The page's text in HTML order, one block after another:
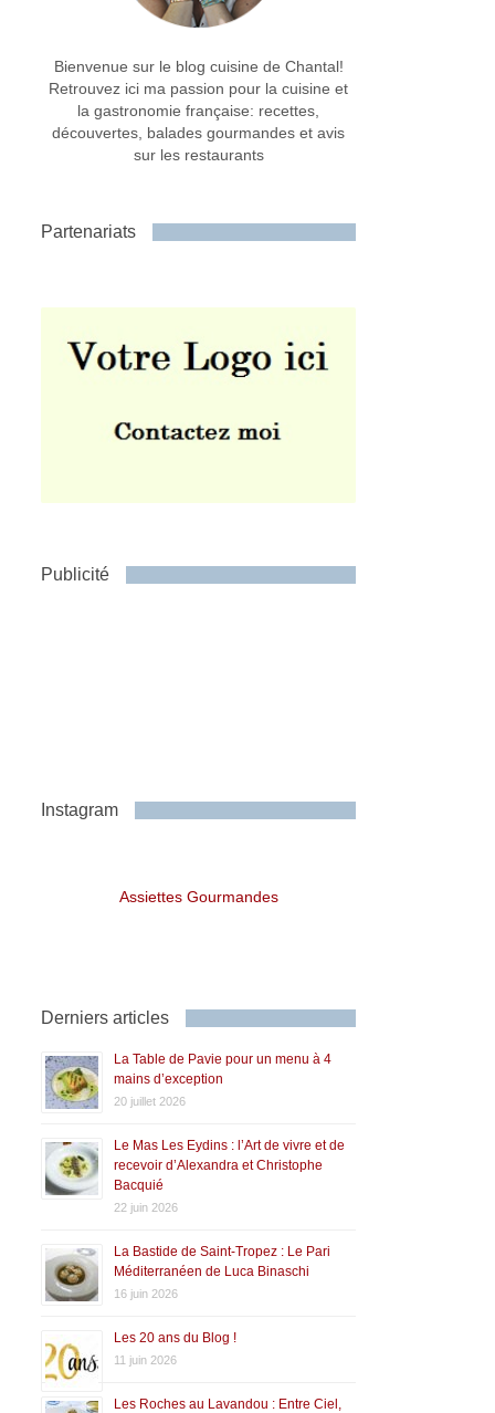
Bienvenue sur le blog cuisine de Chantal!
Retrouvez ici ma passion pour la cuisine et
la gastronomie française: recettes,
découvertes, balades gourmandes et avis
sur les restaurants
Partenariats
Publicité
Instagram
Assiettes Gourmandes
Derniers articles
La Table de Pavie pour un menu à 4
mains d’exception
20 juillet 2026
Le Mas Les Eydins : l’Art de vivre et de
recevoir d’Alexandra et Christophe
Bacquié
22 juin 2026
La Bastide de Saint-Tropez : Le Pari
Méditerranéen de Luca Binaschi
16 juin 2026
Les 20 ans du Blog !
11 juin 2026
Les Roches au Lavandou : Entre Ciel,